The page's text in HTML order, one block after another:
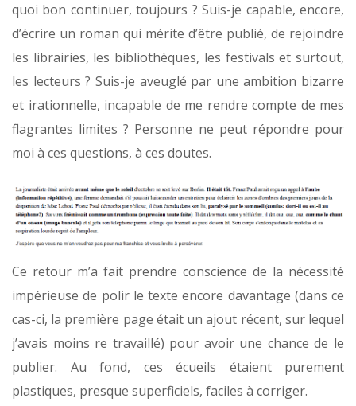
quoi bon continuer, toujours ? Suis-je capable, encore,
d’écrire un roman qui mérite d’être publié, de rejoindre
les librairies, les bibliothèques, les festivals et surtout,
les lecteurs ? Suis-je aveuglé par une ambition bizarre
et irationnelle, incapable de me rendre compte de mes
flagrantes limites ? Personne ne peut répondre pour
moi à ces questions, à ces doutes.
Ce retour m’a fait prendre conscience de la nécessité
impérieuse de polir le texte encore davantage (dans ce
cas-ci, la première page était un ajout récent, sur lequel
j’avais moins re travaillé) pour avoir une chance de le
publier. Au fond, ces écueils étaient purement
plastiques, presque superficiels, faciles à corriger.